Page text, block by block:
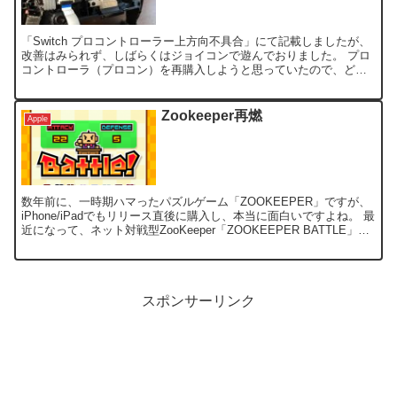
「Switch プロコントローラー上方向不具合」にて記載しましたが、
改善はみられず、しばらくはジョイコンで遊んでおりました。 プロ
コントローラ（プロコン）を再購入しようと思っていたので、どう
Apple Zookeeper再燃
数年前に、一時期ハマったパズルゲーム「ZOOKEEPER」ですが、
iPhone/iPadでもリリース直後に購入し、本当に面白いですよね。 最
近になって、ネット対戦型ZooKeeper「ZOOKEEPER BATTLE」が
スポンサーリンク